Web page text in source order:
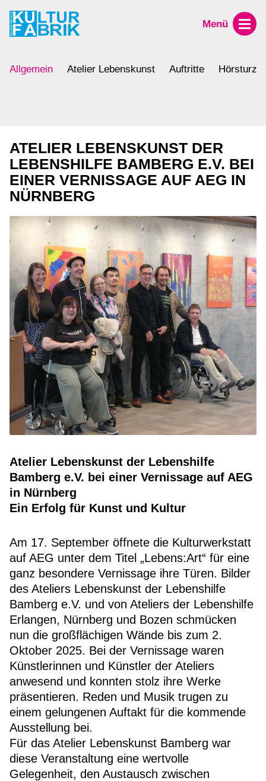
Menü
Allgemein Atelier Lebenskunst Auftritte Hörsturz
ATELIER LEBENSKUNST DER
LEBENSHILFE BAMBERG E.V. BEI
EINER VERNISSAGE AUF AEG IN
NÜRNBERG
Atelier Lebenskunst der Lebenshilfe
Bamberg e.V. bei einer Vernissage auf AEG
in Nürnberg
Ein Erfolg für Kunst und Kultur
Am 17. September öffnete die Kulturwerkstatt
auf AEG unter dem Titel „Lebens:Art“ für eine
ganz besondere Vernissage ihre Türen. Bilder
des Ateliers Lebenskunst der Lebenshilfe
Bamberg e.V. und von Ateliers der Lebenshilfe
Erlangen, Nürnberg und Bozen schmücken
nun die großflächigen Wände bis zum 2.
Oktober 2025. Bei der Vernissage waren
Künstlerinnen und Künstler der Ateliers
anwesend und konnten stolz ihre Werke
präsentieren. Reden und Musik trugen zu
einem gelungenen Auftakt für die kommende
Ausstellung bei.
Für das Atelier Lebenskunst Bamberg war
diese Veranstaltung eine wertvolle
Gelegenheit, den Austausch zwischen